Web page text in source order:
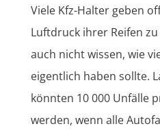
Viele Kfz-Halter geben
Luftdruck ihrer Reifen
auch nicht wissen, wie
eigentlich haben sollte.
könnten 10 000 Unfälle
werden, wenn alle